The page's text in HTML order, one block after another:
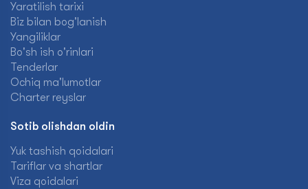
Yaratilish tarixi
Biz bilan bog'lanish
Yangiliklar
Bo'sh ish o'rinlari
Tenderlar
Ochiq ma'lumotlar
Charter reyslar
Sotib olishdan oldin
Yuk tashish qoidalari
Tariflar va shartlar
Viza qoidalari